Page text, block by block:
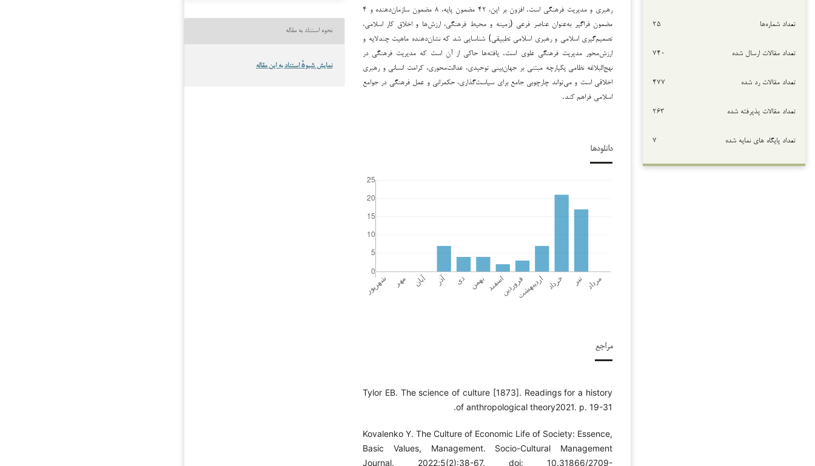
تعداد شماره‌ها ۲۵
تعداد مقالات ارسال شده ۷۴۰
تعداد مقالات رد شده ۴۷۷
تعداد مقالات پذیرفته شده ۲۶۳
تعداد پایگاه های نمایه شده ۷
رهبری و مدیریت فرهنگی است. افزون بر این، ۴۲ مضمون پایه، ۸ مضمون سازمان‌دهنده و ۴
مضمون فراگیر به‌عنوان عناصر فرعی (زمینه و محیط فرهنگی، ارزش‌ها و اخلاق کار اسلامی،
تصمیم‌گیری اسلامی و رهبری اسلامی تطبیقی) شناسایی شد که نشان‌دهنده ماهیت چندلایه و
ارزش‌محور مدیریت فرهنگی علوی است. یافته‌ها حاکی از آن است که مدیریت فرهنگی در
نهج‌البلاغه نظامی یکپارچه مبتنی بر جهان‌بینی توحیدی، عدالت‌محوری، کرامت انسانی و رهبری
اخلاقی است و می‌تواند چارچوبی جامع برای سیاست‌گذاری، حکمرانی و عمل فرهنگی در جوامع
اسلامی فراهم کند.
دانلودها
مراجع
Tylor EB. The science of culture [1873]. Readings for a history
of anthropological theory2021. p. 19-31.
Kovalenko Y. The Culture of Economic Life of Society: Essence,
Basic Values, Management. Socio-Cultural Management
Journal. 2022;5(2):38-67. doi: 10.31866/2709-
نحوه استناد به مقاله
نمایش شیوهٔ استناد به این مقاله